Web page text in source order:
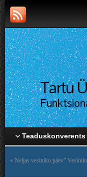
Tartu
Teaduskonverents
« Neljas vesiniku päev”